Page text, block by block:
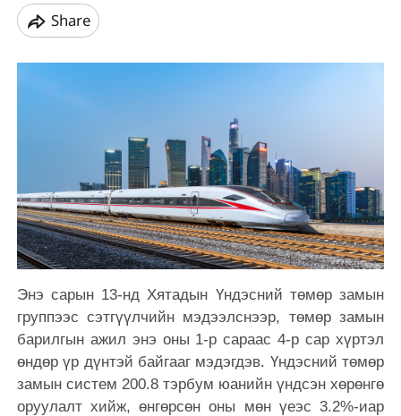
Share
Энэ сарын 13-нд Хятадын Үндэсний төмөр замын
группээс сэтгүүлчийн мэдээлснээр, төмөр замын
барилгын ажил энэ оны 1-р сараас 4-р сар хүртэл
өндөр үр дүнтэй байгааг мэдэгдэв. Үндэсний төмөр
замын систем 200.8 тэрбум юанийн үндсэн хөрөнгө
оруулалт хийж, өнгөрсөн оны мөн үеэс 3.2%-иар